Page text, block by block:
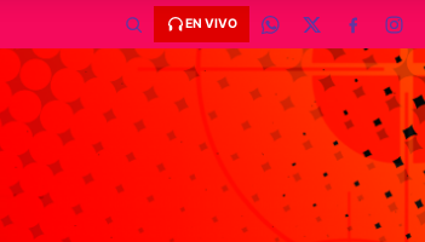
EN VIVO